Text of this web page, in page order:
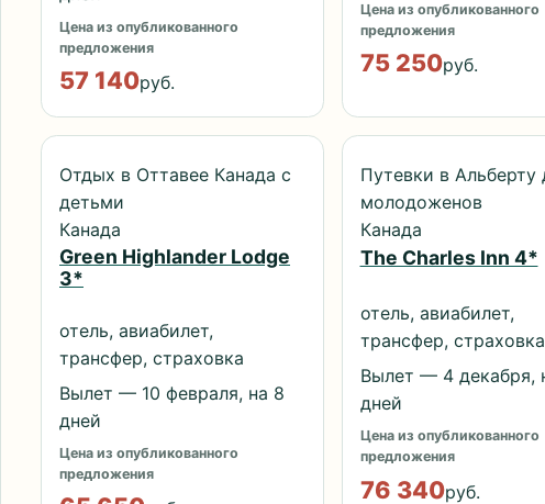
Цена из опубликованного
предложения
57 140руб.
Цена из опубликованного
предложения
75 250руб.
Отдых в Оттавее Канада с
детьми
Канада
Green Highlander Lodge
3*
отель, авиабилет,
трансфер, страховка
Вылет — 10 февраля, на 8
дней
Цена из опубликованного
предложения
Путевки в Альберту
молодоженов
Канада
The Charles Inn 4*
отель, авиабилет,
трансфер, страховка
Вылет — 4 декабря,
дней
Цена из опубликованного
предложения
76 340руб.